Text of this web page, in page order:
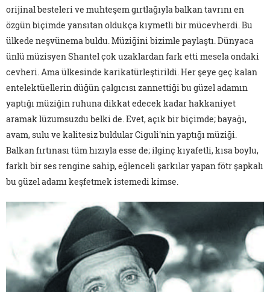
orijinal besteleri ve muhteşem gırtlağıyla balkan tavrını en
özgün biçimde yansıtan oldukça kıymetli bir mücevherdi. Bu
ülkede neşvünema buldu. Müziğini bizimle paylaştı. Dünyaca
ünlü müzisyen Shantel çok uzaklardan fark etti mesela ondaki
cevheri. Ama ülkesinde karikatürleştirildi. Her şeye geç kalan
entelektüellerin düğün çalgıcısı zannettiği bu güzel adamın
yaptığı müziğin ruhuna dikkat edecek kadar hakkaniyet
aramak lüzumsuzdu belki de. Evet, açık bir biçimde; bayağı,
avam, sulu ve kalitesiz buldular Ciguli'nin yaptığı müziği.
Balkan fırtınası tüm hızıyla esse de; ilginç kıyafetli, kısa boylu,
farklı bir ses rengine sahip, eğlenceli şarkılar yapan fötr şapkalı
bu güzel adamı keşfetmek istemedi kimse.